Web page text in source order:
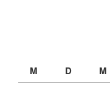
M D M